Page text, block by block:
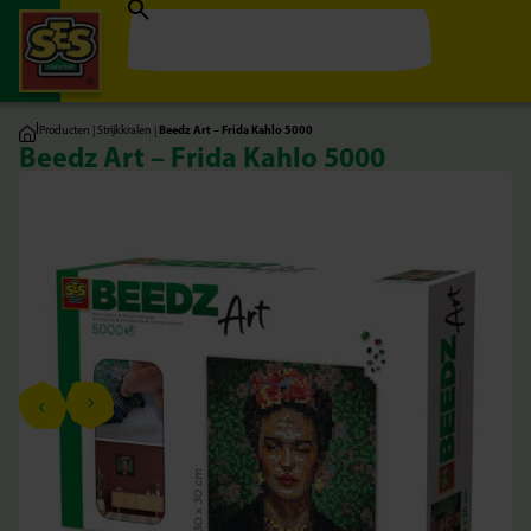
|Producten | Strijkkralen | Beedz Art – Frida Kahlo 5000
Beedz Art – Frida Kahlo 5000